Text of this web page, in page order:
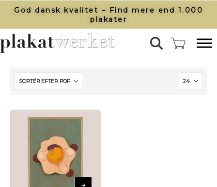
God dansk kvalitet – Find mere end 1.000
plakater​